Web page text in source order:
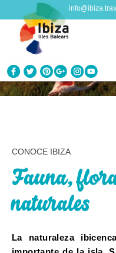
CONOCE IBIZA
Propuestas para todos los gustos
AGENDA
Cada día algo nuevo
CONOCE IBIZA
Fauna,
naturales
La naturaleza